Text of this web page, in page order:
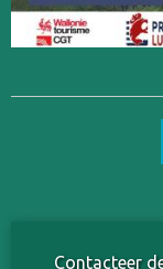
Contacteer